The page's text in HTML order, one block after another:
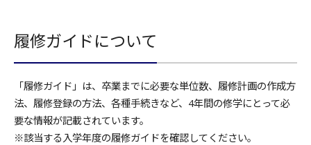
履修ガイドについて
「履修ガイド」は、卒業までに必要な単位数、履修計画の作成方
法、履修登録の方法、各種手続きなど、4年間の修学にとって必
要な情報が記載されています。
※該当する入学年度の履修ガイドを確認してください。